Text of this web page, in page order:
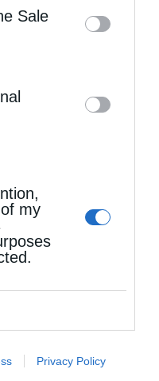
by us to
List of
Sale
my
Privacy Policy
τη νηστεία του...
πνευματικής ζωής